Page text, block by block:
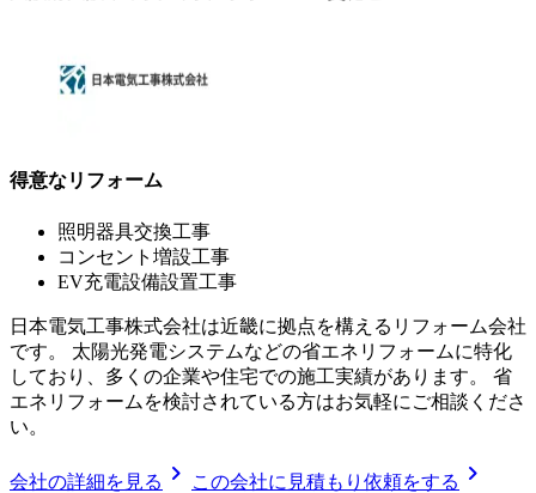
得意なリフォーム
照明器具交換工事
コンセント増設工事
EV充電設備設置工事
日本電気工事株式会社は近畿に拠点を構えるリフォーム会社
です。 太陽光発電システムなどの省エネリフォームに特化
しており、多くの企業や住宅での施工実績があります。 省
エネリフォームを検討されている方はお気軽にご相談くださ
い。
会社の詳細を見る chevron_right この会社に見積もり依頼をする chevron_right